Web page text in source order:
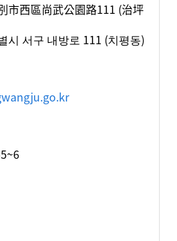
市西區尚武公園路111 (治坪
시 서구 내방로 111 (치평동)